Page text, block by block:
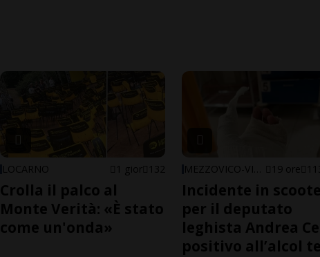
LOCARNO 1 gior 132
Crolla il palco al
Monte Verità: «È stato
come un'onda»
19 ore
Incidente in
per il deputato
leghista Andrea
positivo all’alcol